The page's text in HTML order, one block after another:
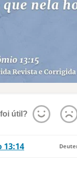
útil?
13:14